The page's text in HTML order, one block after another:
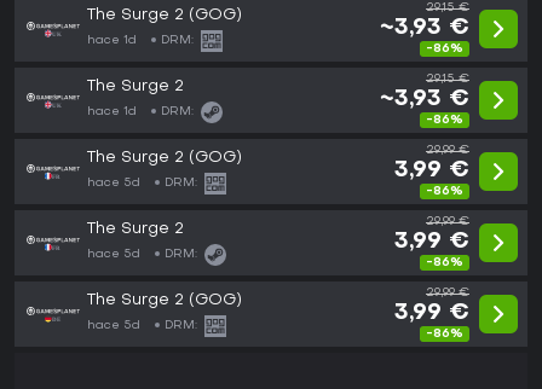
The Surge 2 (GOG)
hace 1d DRM:
29,15 €
~3,93 €
-86%
The Surge 2
hace 1d DRM:
29,15 €
~3,93 €
-86%
The Surge 2 (GOG)
hace 5d DRM:
29,99 €
3,99 €
-86%
The Surge 2
hace 5d DRM:
29,99 €
3,99 €
-86%
The Surge 2 (GOG)
hace 5d DRM:
29,99 €
3,99 €
-86%